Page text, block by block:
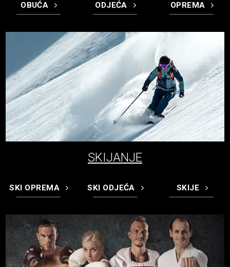
OBUĆA ODJEĆA OPREMA
SKIJANJE
SKI OPREMA SKI ODJEĆA SKIJE